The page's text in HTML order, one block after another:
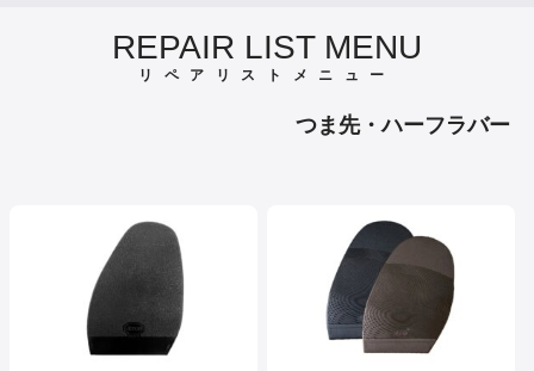
REPAIR LIST MENU
リペアリストメニュー
つま先・ハーフラバー